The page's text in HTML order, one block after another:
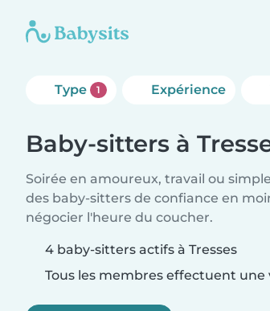
Type 1 Expérience
Baby-sitters à
Soirée en amoureux, travail ou
des baby-sitters de confiance en
négocier l'heure du coucher.
4 baby-sitters actifs à Tresses
Tous les membres effectuent